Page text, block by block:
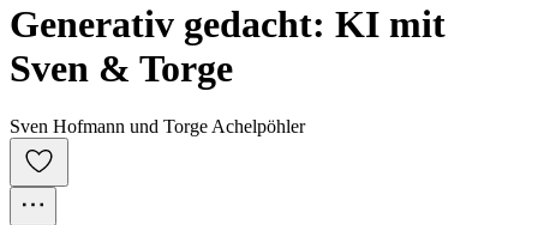
Generativ gedacht: KI mit
Sven & Torge
Sven Hofmann und Torge Achelpöhler